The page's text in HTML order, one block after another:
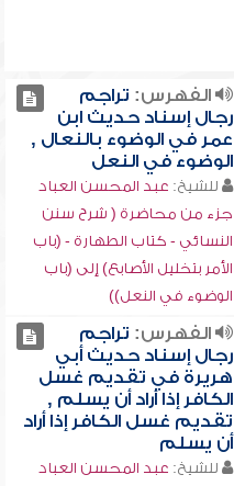
الفهرس: تراجم
رجال إسناد حديث ابن
عمر في الوضوء بالنعال ,
الوضوء في النعل
للشيخ: عبد المحسن العباد
جزء من محاضرة ( شرح سنن
النسائي - كتاب الطهارة - (باب
الأمر بتخليل الأصابع) إلى (باب
الوضوء في النعل))
الفهرس: تراجم
رجال إسناد حديث أبي
هريرة في تقديم غسل
الكافر إذا أراد أن يسلم ,
تقديم غسل الكافر إذا أراد
أن يسلم
للشيخ: عبد المحسن العباد